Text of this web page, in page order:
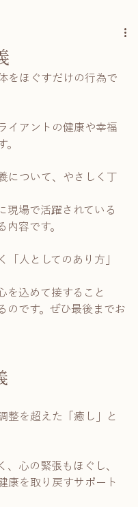
をほぐすだけの行為で
イアントの健康や幸福
。
について、やさしく丁
現場で活躍されている
容です。
「人としてのあり方」
を込めて接すること
のです。ぜひ最後までお
整を超えた「癒し」と
、心の緊張もほぐし、
康を取り戻すサポート